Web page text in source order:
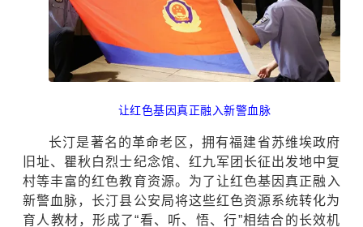
让红色基因真正融入新警血脉
长汀是著名的革命老区，拥有福建省苏维埃政府
旧址、瞿秋白烈士纪念馆、红九军团长征出发地中复
村等丰富的红色教育资源。 为了让红色基因真正融入
新警血脉，长汀县公安局将这些红色资源系统转化为
育人教材，形成了“看、听、悟、行”相结合的长效机